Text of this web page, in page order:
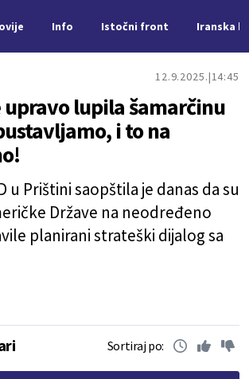
Info Istočni front Iranska
12.9.2025. 14:45
lupila šamarčinu
i to na
u Prištini saopštila je danas da su
Države na neodređeno
planirani strateški dijalog sa
Sortiraj po: